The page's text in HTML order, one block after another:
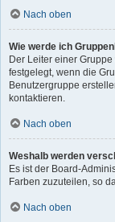
Nach oben
Wie werde ich
Der Leiter einer
festgelegt, wenn die
Benutzergruppe
kontaktieren.
Nach oben
Weshalb werden
Es ist der Board-
Farben zuzuteilen, so
Nach oben